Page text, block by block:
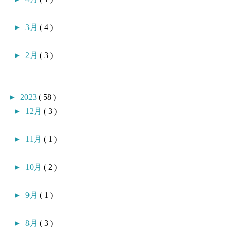
► 3月 ( 4 )
► 2月 ( 3 )
► 2023 ( 58 )
► 12月 ( 3 )
► 11月 ( 1 )
► 10月 ( 2 )
► 9月 ( 1 )
► 8月 ( 3 )